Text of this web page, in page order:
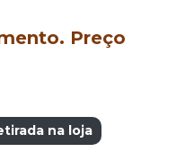
Preço
na loja